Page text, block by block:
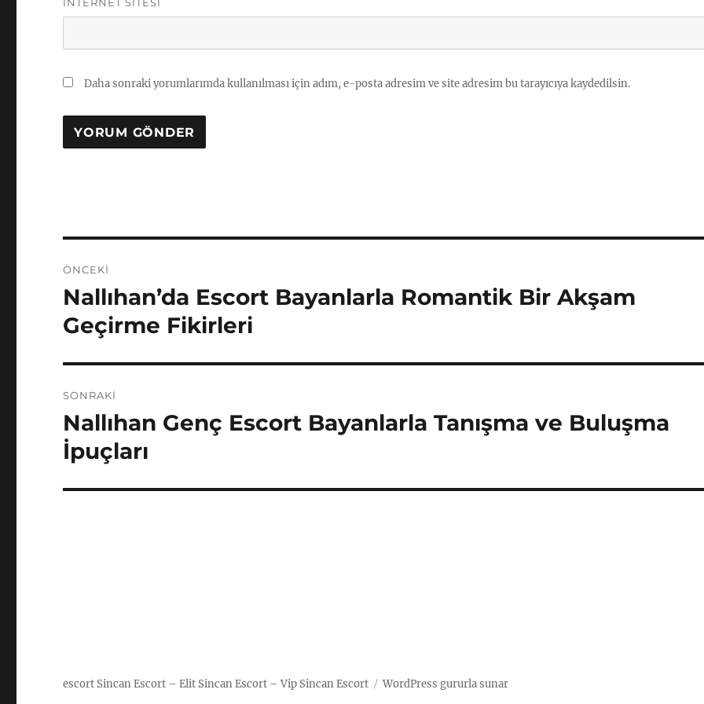
Daha sonraki yorumlarımda kullanılması için adım, e-posta adresim ve site adresim bu tarayıcıya kaydedilsin.
gezinmesi
ÖNCEKI
Önceki
yazı:
Nallıhan’da Escort Bayanlarla Romantik Bir Akşam
Geçirme Fikirleri
SONRAKI
Sonraki
yazı:
Nallıhan Genç Escort Bayanlarla Tanışma ve Buluşma
İpuçları
escort Sincan Escort – Elit Sincan Escort – Vip Sincan Escort WordPress gururla sunar